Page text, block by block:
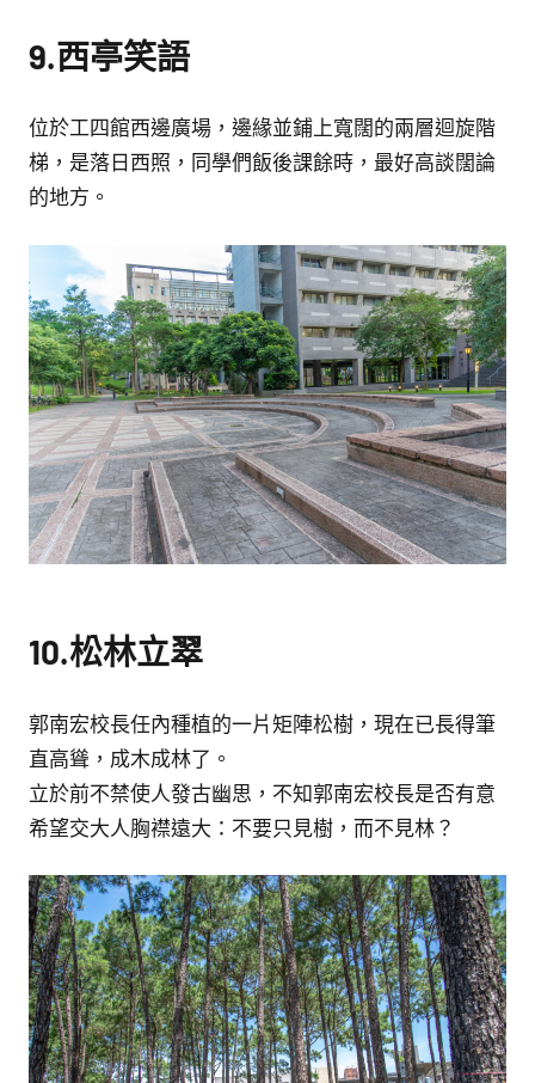
9.西亭笑語
位於工四館西邊廣場，邊緣並鋪上寬闊的兩層迴旋階
梯，是落日西照，同學們飯後課餘時，最好高談闊論
的地方。
10.松林立翠
郭南宏校長任內種植的一片矩陣松樹，現在已長得筆
直高聳，成木成林了。
立於前不禁使人發古幽思，不知郭南宏校長是否有意
希望交大人胸襟遠大：不要只見樹，而不見林？